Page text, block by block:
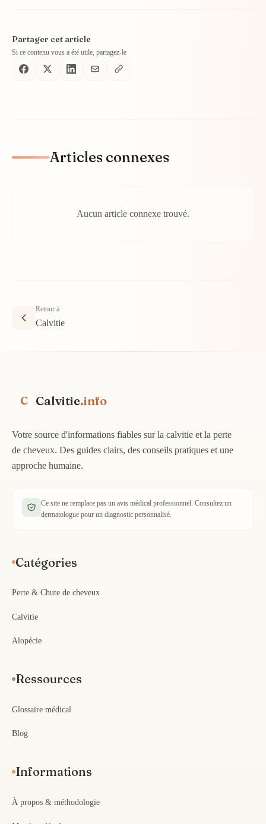
Partager cet article
Si ce contenu vous a été utile, partagez-le
Articles connexes
Aucun article connexe trouvé.
Retour à
Calvitie
C Calvitie.info
Votre source d'informations fiables sur la calvitie et la perte
de cheveux. Des guides clairs, des conseils pratiques et une
approche humaine.
Ce site ne remplace pas un avis médical professionnel. Consultez un
dermatologue pour un diagnostic personnalisé.
Catégories
Perte & Chute de cheveux
Calvitie
Alopécie
Ressources
Glossaire médical
Blog
Informations
À propos & méthodologie